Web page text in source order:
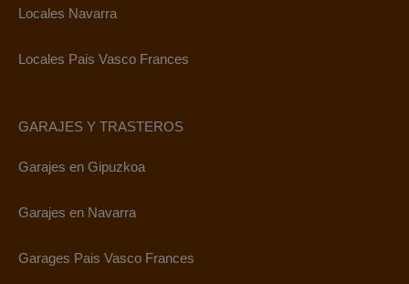
Locales Navarra
Locales Pais Vasco Frances
GARAJES Y TRASTEROS
Garajes en Gipuzkoa
Garajes en Navarra
Garages Pais Vasco Frances